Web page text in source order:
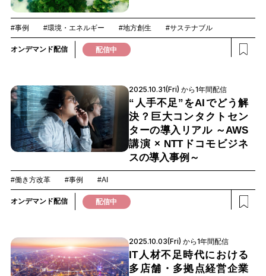
#事例 #環境・エネルギー #地方創生 #サステナブル
オンデマンド配信 配信中
2025.10.31(Fri) から1年間配信
“人手不足”をAIでどう解
決？巨大コンタクトセン
ターの導入リアル ～AWS
講演 × NTTドコモビジネ
スの導入事例～
#働き方改革 #事例 #AI
オンデマンド配信 配信中
2025.10.03(Fri) から1年間配信
IT人材不足時代における
多店舗・多拠点経営企業